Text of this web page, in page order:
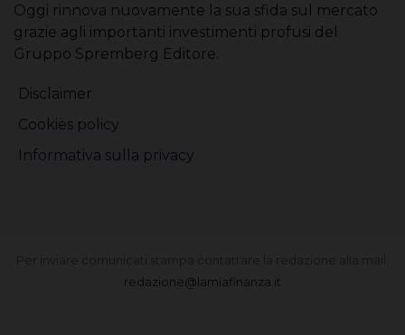
Oggi rinnova nuovamente la sua sfida sul mercato
grazie agli importanti investimenti profusi del
Gruppo Spremberg Editore.
Disclaimer
Cookies policy
Informativa sulla privacy
redazione@lamiafinanza.it